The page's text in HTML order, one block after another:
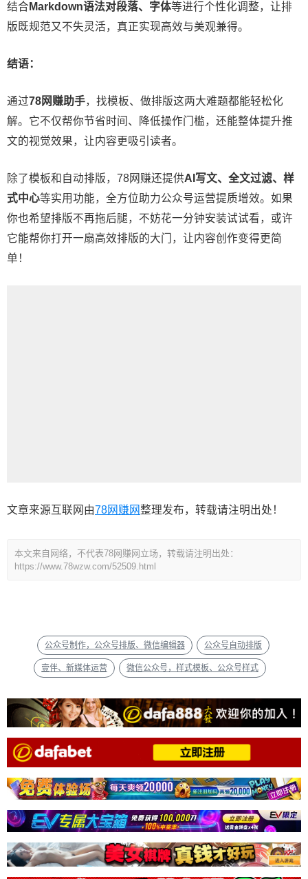
结合 Markdown语法对段落、字体等进行个性化调整，让排
版既规范又不失灵活，真正实现高效与美观兼得。
结语：
通过78网赚助手，找模板、做排版这两大难题都能轻松化
解。它不仅帮你节省时间、降低操作门槛，还能整体提升推
文的视觉效果，让内容更吸引读者。
除了模板和自动排版，78网赚还提供AI写文、全文过滤、样
式中心等实用功能，全方位助力公众号运营提质增效。如果
你也希望排版不再拖后腿，不妨花一分钟安装试试看，或许
它能帮你打开一扇高效排版的大门，让内容创作变得更简
单！
文章来源互联网由78网赚网整理发布，转载请注明出处！
本文来自网络，不代表78网赚网立场，转载请注明出处：
https://www.78wzw.com/52509.html
公众号制作，公众号排版、微信编辑器 公众号自动排版
壹伴、新媒体运营 微信公众号，样式模板、公众号样式